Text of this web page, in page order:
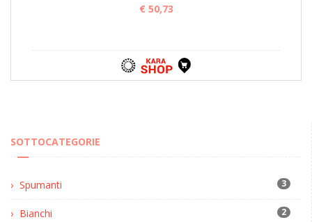
€ 50,73
SOTTOCATEGORIE
Spumanti 3
Bianchi 2